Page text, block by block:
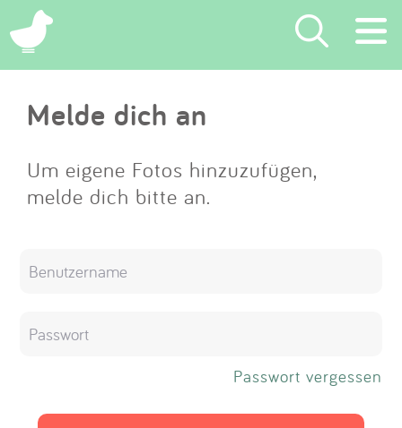
×
Suchen
Eintragen
App
Melde dich an
Um eigene Fotos hinzuzufügen,
melde dich bitte an.
Passwort vergessen